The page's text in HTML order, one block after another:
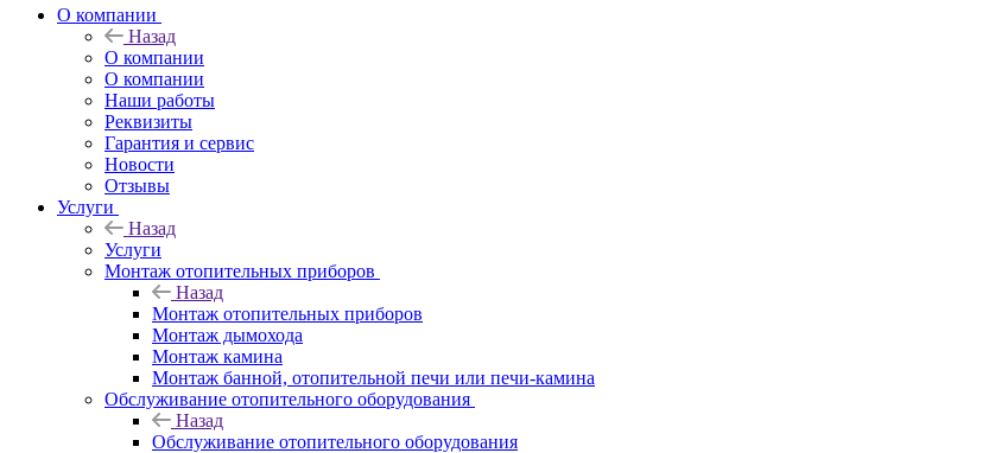
O компании
Назад
O компании
О компании
Наши работы
Реквизиты
Гарантия и сервис
Новости
Отзывы
Услуги
Назад
Услуги
Монтаж отопительных приборов
Назад
Монтаж отопительных приборов
Монтаж дымохода
Монтаж камина
Монтаж банной, отопительной печи или печи-камина
Обслуживание отопительного оборудования
Назад
Обслуживание отопительного оборудования